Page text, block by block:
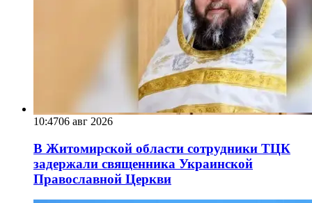
10:4706 авг 2026
В Житомирской области сотрудники ТЦК
задержали священника Украинской
Православной Церкви